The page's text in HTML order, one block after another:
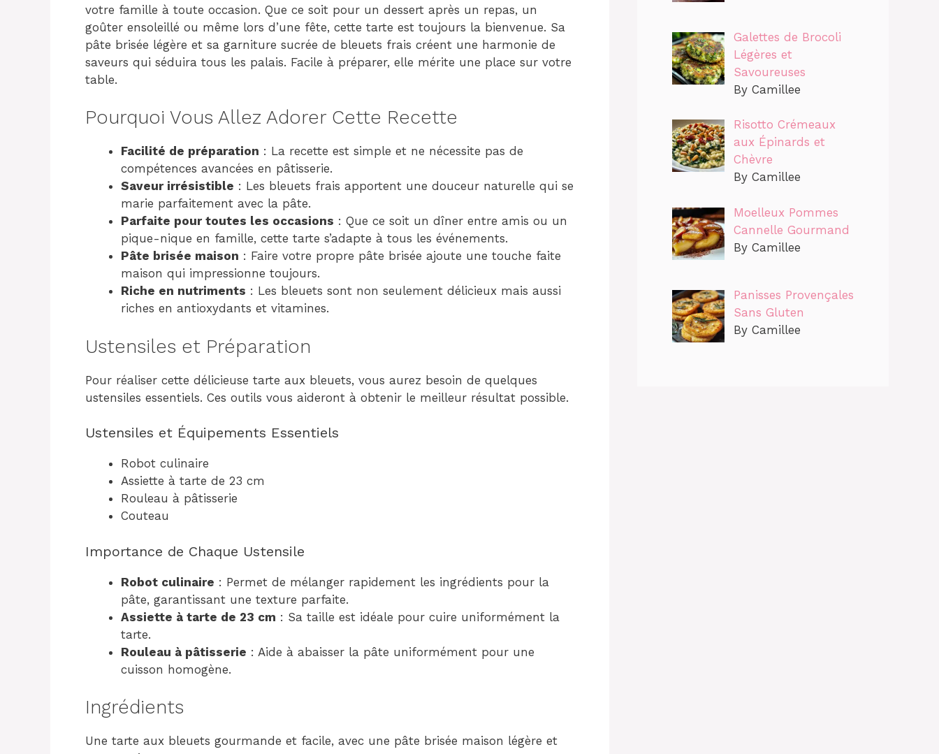
votre famille à toute occasion. Que ce soit pour un dessert après un repas, un
goûter ensoleillé ou même lors d’une fête, cette tarte est toujours la bienvenue. Sa
pâte brisée légère et sa garniture sucrée de bleuets frais créent une harmonie de
saveurs qui séduira tous les palais. Facile à préparer, elle mérite une place sur votre
table.
Pourquoi Vous Allez Adorer Cette Recette
Facilité de préparation : La recette est simple et ne nécessite pas de
compétences avancées en pâtisserie.
Saveur irrésistible : Les bleuets frais apportent une douceur naturelle qui se
marie parfaitement avec la pâte.
Parfaite pour toutes les occasions : Que ce soit un dîner entre amis ou un
pique-nique en famille, cette tarte s’adapte à tous les événements.
Pâte brisée maison : Faire votre propre pâte brisée ajoute une touche faite
maison qui impressionne toujours.
Riche en nutriments : Les bleuets sont non seulement délicieux mais aussi
riches en antioxydants et vitamines.
Ustensiles et Préparation
Pour réaliser cette délicieuse tarte aux bleuets, vous aurez besoin de quelques
ustensiles essentiels. Ces outils vous aideront à obtenir le meilleur résultat possible.
Ustensiles et Équipements Essentiels
Robot culinaire
Assiette à tarte de 23 cm
Rouleau à pâtisserie
Couteau
Importance de Chaque Ustensile
Robot culinaire : Permet de mélanger rapidement les ingrédients pour la
pâte, garantissant une texture parfaite.
Assiette à tarte de 23 cm : Sa taille est idéale pour cuire uniformément la
tarte.
Rouleau à pâtisserie : Aide à abaisser la pâte uniformément pour une
cuisson homogène.
Ingrédients
Une tarte aux bleuets gourmande et facile, avec une pâte brisée maison légère et
Galettes de Brocoli
Légères et
Savoureuses
By Camillee
Risotto Crémeaux
aux Épinards et
Chèvre
By Camillee
Moelleux Pommes
Cannelle Gourmand
By Camillee
Panisses Provençales
Sans Gluten
By Camillee